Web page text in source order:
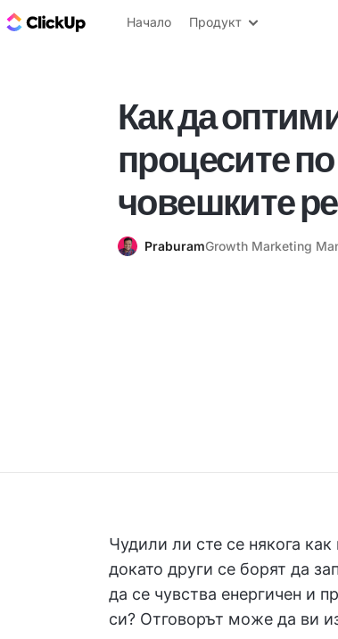
ClickUp блог
Начало Продукт
Как да
процесите
човешките
PraburamGrowth Marketing
Чудили ли сте се някога
докато други се борят да
да се чувства енергичен и
си? Отговорът може да ви